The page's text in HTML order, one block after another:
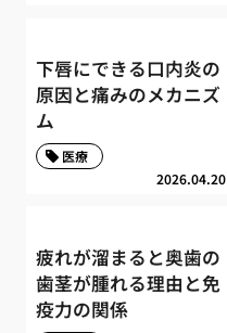
下唇にできる口内炎の
原因と痛みのメカニズ
ム
2026.04.20
医療
疲れが溜まると奥歯の
歯茎が腫れる理由と免
疫力の関係